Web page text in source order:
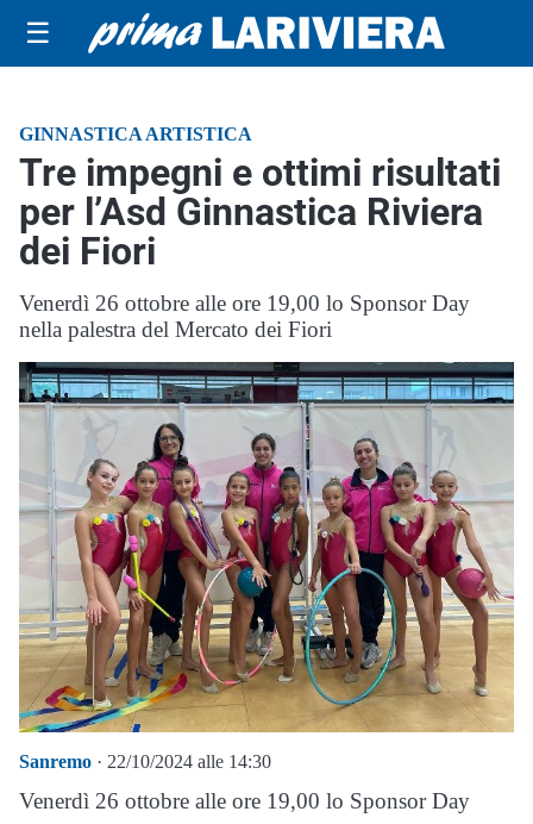
☰
GINNASTICA ARTISTICA
Tre impegni e ottimi risultati
per l’Asd Ginnastica Riviera
dei Fiori
Venerdì 26 ottobre alle ore 19,00 lo Sponsor Day
nella palestra del Mercato dei Fiori
Sanremo · 22/10/2024 alle 14:30
Venerdì 26 ottobre alle ore 19,00 lo Sponsor Day